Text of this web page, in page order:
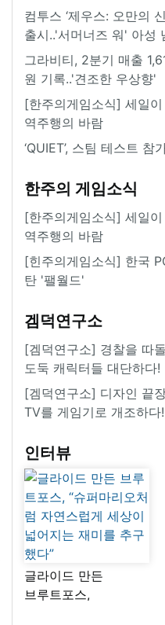
컴투스 ‘제우스: 오만의
출시..'서머너즈 워' 아성
그라비티, 2분기 매출
원 기록..'견조한 우상향'
[한주의게임소식] 세일
역주행의 바람
‘QUIET’, 스팀 테스트
한주의 게임소식
[한주의게임소식] 세일
역주행의 바람
[힌주의게임소식] 한국
탄 '팰월드'
겜덕연구소
[겜덕연구소] 경찰을 따
도둑 캐릭터들 대단하다!
[겜덕연구소] 디자인 끝
TV를 게임기로 개조하다!
인터뷰
글라이드 만든
브루트포스,